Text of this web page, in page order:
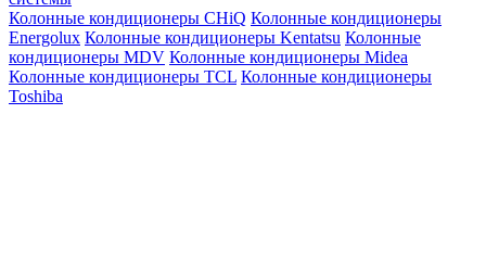
Колонные кондиционеры CHiQ Колонные кондиционеры
Energolux Колонные кондиционеры Kentatsu Колонные
кондиционеры MDV Колонные кондиционеры Midea
Колонные кондиционеры TCL Колонные кондиционеры
Toshiba